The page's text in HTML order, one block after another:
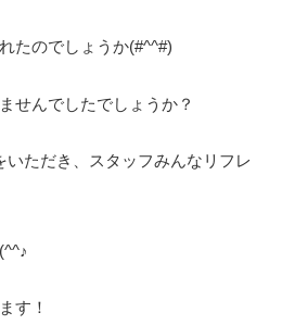
たのでしょうか(#^^#)
せんでしたでしょうか？
ただき、スタッフみんなリフレ
す！